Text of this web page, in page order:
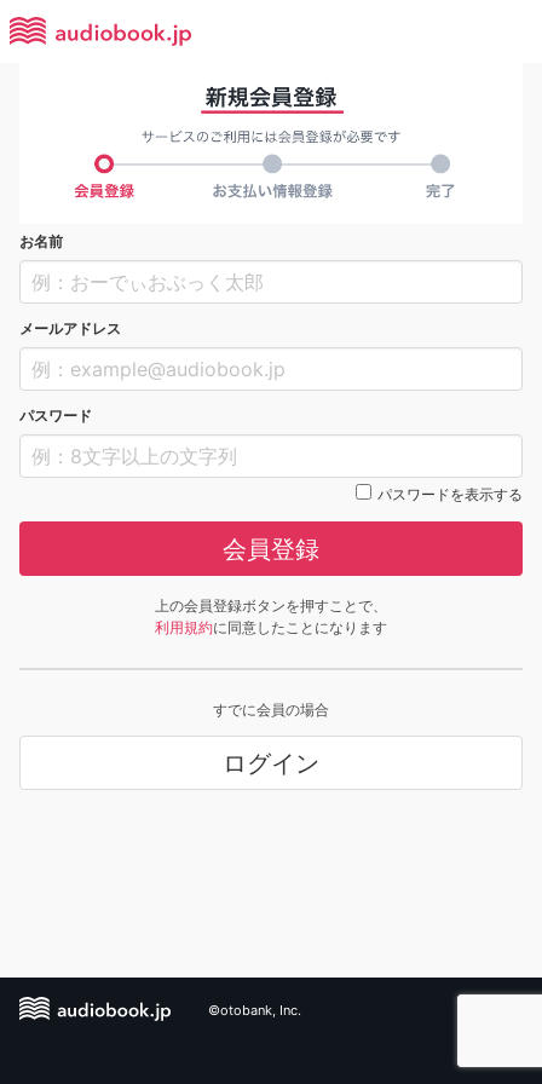
お名前
メールアドレス
パスワード
パスワードを表示する
会員登録
上の会員登録ボタンを押すことで、
利用規約に同意したことになります
すでに会員の場合
ログイン
©otobank, Inc.